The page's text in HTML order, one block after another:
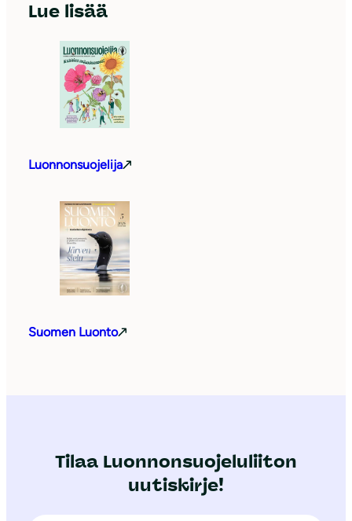
Lue lisää
Luonnonsuojelija
Suomen Luonto
Tilaa Luonnonsuojeluliiton
uutiskirje!